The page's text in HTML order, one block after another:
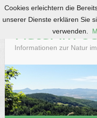
S
k
o
c
o
n
t
Natur im
Informationen zur Natur
Cookies erleichtern die
unserer Dienste erklären Sie
verwenden.